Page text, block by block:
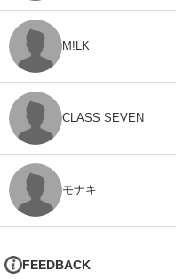
M!LK
CLASS SEVEN
モナキ
FEEDBACK